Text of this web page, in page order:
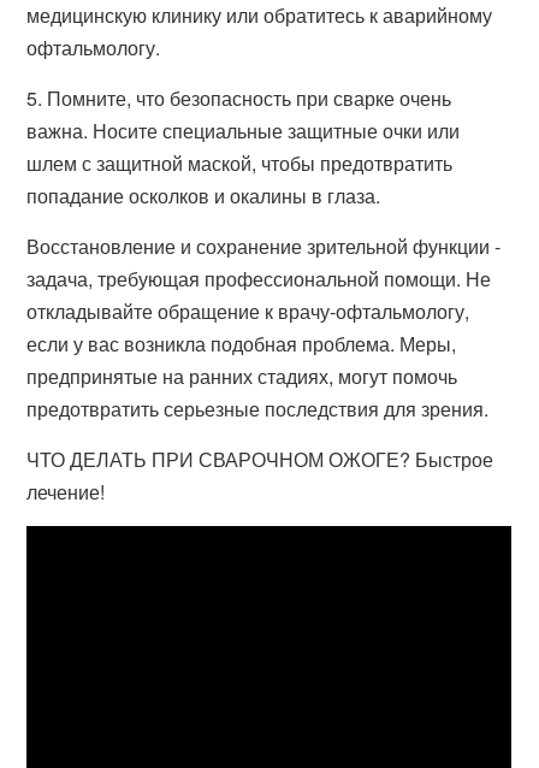
медицинскую клинику или обратитесь к аварийному
офтальмологу.
5. Помните, что безопасность при сварке очень
важна. Носите специальные защитные очки или
шлем с защитной маской, чтобы предотвратить
попадание осколков и окалины в глаза.
Восстановление и сохранение зрительной функции -
задача, требующая профессиональной помощи. Не
откладывайте обращение к врачу-офтальмологу,
если у вас возникла подобная проблема. Меры,
предпринятые на ранних стадиях, могут помочь
предотвратить серьезные последствия для зрения.
ЧТО ДЕЛАТЬ ПРИ СВАРОЧНОМ ОЖОГЕ? Быстрое
лечение!